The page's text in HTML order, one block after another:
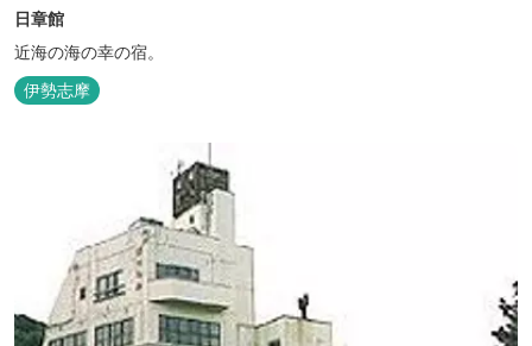
日章館
近海の海の幸の宿。
伊勢志摩